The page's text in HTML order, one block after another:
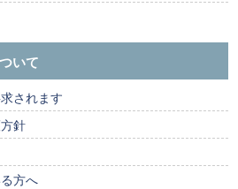
いて
されます
針
方へ